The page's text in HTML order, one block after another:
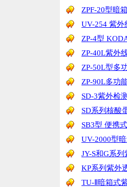
ZPF-20型暗
UV-254 紫
ZP-4型
ZP-40L紫外
ZP-50L型多
ZP-90L多功
SD-3紫外检
SD系列核酸
SB3型 便携
UV-2000型
JY-S和G系
KP系列紫外
TU-Ⅱ暗箱式